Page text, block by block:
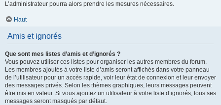
L’administrateur pourra alors prendre les mesures nécessaires.
Haut
Amis et ignorés
Que sont mes listes d’amis et d’ignorés ?
Vous pouvez utiliser ces listes pour organiser les autres membres du forum.
Les membres ajoutés à votre liste d’amis seront affichés dans votre panneau
de l’utilisateur pour un accès rapide, voir leur état de connexion et leur envoyer
des messages privés. Selon les thèmes graphiques, leurs messages peuvent
être mis en valeur. Si vous ajoutez un utilisateur à votre liste d’ignorés, tous ses
messages seront masqués par défaut.